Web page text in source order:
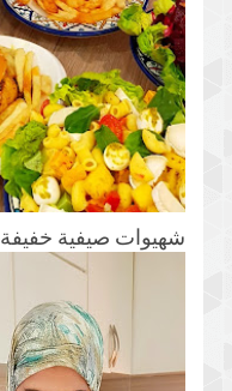
شهيوات صيفية